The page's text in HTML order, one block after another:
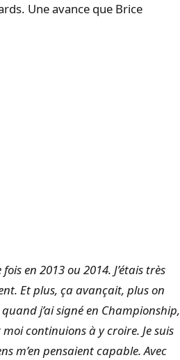
Une avance que Brice
en 2013 ou 2014. J’étais très
Et plus, ça avançait, plus on
j’ai signé en Championship,
continuions à y croire. Je suis
m’en pensaient capable. Avec